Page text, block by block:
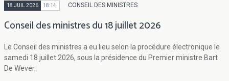
18 JUIL 2026 18:14 CONSEIL DES MINISTRES
Conseil des ministres du 18 juillet 2026
Le Conseil des ministres a eu lieu selon la procédure électronique le
samedi 18 juillet 2026, sous la présidence du Premier ministre Bart
De Wever.